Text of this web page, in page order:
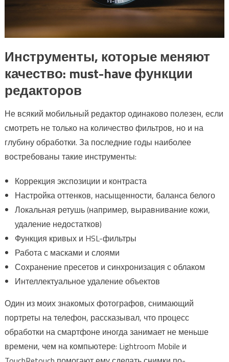
Инструменты, которые меняют
качество: must-have функции
редакторов
Не всякий мобильный редактор одинаково полезен, если
смотреть не только на количество фильтров, но и на
глубину обработки. За последние годы наиболее
востребованы такие инструменты:
Коррекция экспозиции и контраста
Настройка оттенков, насыщенности, баланса белого
Локальная ретушь (например, выравнивание кожи,
удаление недостатков)
Функция кривых и HSL-фильтры
Работа с масками и слоями
Сохранение пресетов и синхронизация с облаком
Интеллектуальное удаление объектов
Один из моих знакомых фотографов, снимающий
портреты на телефон, рассказывал, что процесс
обработки на смартфоне иногда занимает не меньше
времени, чем на компьютере: Lightroom Mobile и